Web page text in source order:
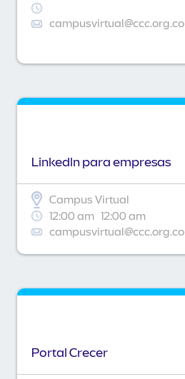
campusvirtual@ccc.org.co
Linkedln para empresas
Campus Virtual
12:00 am 12:00 am
campusvirtual@ccc.org.co
Portal Crecer